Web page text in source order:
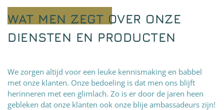
WAT MEN ZEGT OVER ONZE
DIENSTEN EN PRODUCTEN
We zorgen altijd voor een leuke kennismaking en babbel
met onze klanten. Onze bedoeling is dat men ons blijft
herinneren met een glimlach. Zo is er door de jaren heen
gebleken dat onze klanten ook onze blije ambassadeurs zijn!